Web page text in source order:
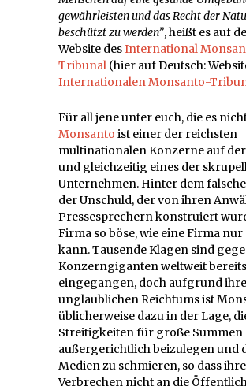
gewährleisten und das Recht der
beschützt zu werden”, heißt es auf
Website desInternational
Tribunal (hier auf Deutsch:
Internationalen Monsanto-
Für all jene unter euch, die es
Monsanto ist einer der reichsten
multinationalen Konzerne auf
und gleichzeitig eines der
Unternehmen. Hinter dem
der Unschuld, der von ihren
Pressesprechern konstruiert
Firma so böse, wie eine Firma nur
kann. Tausende Klagen sind
Konzerngiganten weltweit bereits
eingegangen, doch aufgrund
unglaublichen Reichtums ist
üblicherweise dazu in der Lage,
Streitigkeiten für große Summen
außergerichtlich beizulegen und
Medien zu schmieren, so dass ihre
Verbrechen nicht an die